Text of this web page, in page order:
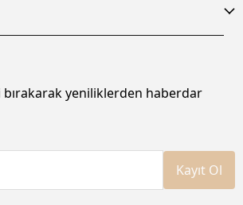
bırakarak yeniliklerden haberdar
Kayıt Ol